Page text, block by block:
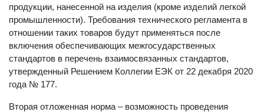
продукции, нанесенной на изделия (кроме изделий легкой
промышленности). Требования технического регламента в
отношении таких товаров будут применяться после
включения обеспечивающих межгосударственных
стандартов в перечень взаимосвязанных стандартов,
утвержденный Решением Коллегии ЕЭК от 22 декабря 2020
года № 177.
Вторая отложенная норма – возможность проведения